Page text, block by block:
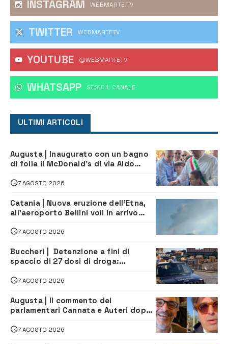
INSTAGRAM WEBMARTE.TV
TWITTER WEBMARTETV
YOUTUBE @WEBMARTETV
WHATSAPP ‎SEGUI IL CANALE
ULTIMI ARTICOLI
Augusta | Inaugurato con un bagno
di folla il McDonald’s di via Aldo
7 AGOSTO 2026
Catania | Nuova eruzione dell’Etna,
all’aeroporto Bellini voli in arrivo
7 AGOSTO 2026
Buccheri | Detenzione a fini di
spaccio di 27 dosi di droga:
7 AGOSTO 2026
Augusta | Il commento dei
parlamentari Cannata e Auteri dopo
depuratore
7 AGOSTO 2026